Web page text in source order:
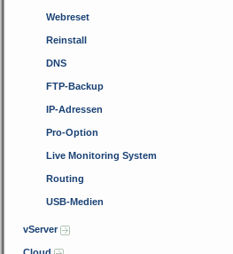
Webreset
Reinstall
DNS
FTP-Backup
IP-Adressen
Pro-Option
Live Monitoring System
Routing
USB-Medien
vServer